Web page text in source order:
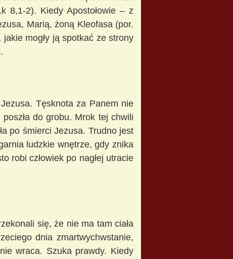
8,1-2). Kiedy Apostołowie – z
Marią, żoną Kleofasa (por.
mogły ją spotkać ze strony
Tęsknota za Panem nie
poszła do grobu. Mrok tej chwili
po śmierci Jezusa. Trudno jest
ludzkie wnętrze, gdy znika
robi człowiek po nagłej utracie
się, że nie ma tam ciała
dnia zmartwychwstanie,
wraca. Szuka prawdy. Kiedy